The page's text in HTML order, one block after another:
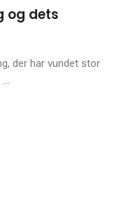
og dets
der har vundet stor